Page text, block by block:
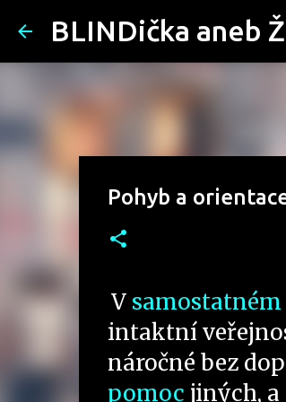
BLINDička aneb
Pohyb a
V
intaktní
náročné bez
pomoc jiných, a